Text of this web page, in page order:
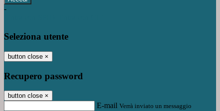
-
Seleziona utente
button close ×
Recupero password
button close ×
E-mail Verrà inviato un messaggio